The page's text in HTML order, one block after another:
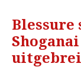
Blessure